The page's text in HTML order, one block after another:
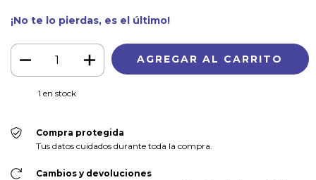
¡No te lo pierdas, es el último!
1 en stock
Compra protegida
Tus datos cuidados durante toda la compra.
Cambios y devoluciones